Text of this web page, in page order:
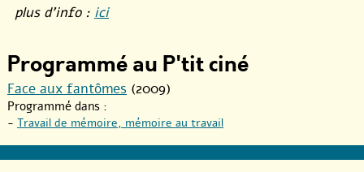
plus d’info : ici
Programmé au P'tit ciné
Face aux fantômes (2009)
Programmé dans :
- Travail de mémoire, mémoire au travail